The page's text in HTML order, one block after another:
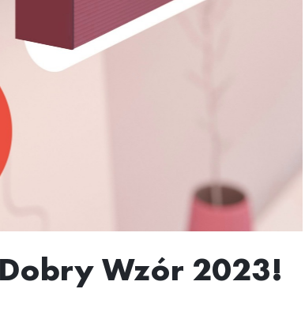
Wzór 2023!